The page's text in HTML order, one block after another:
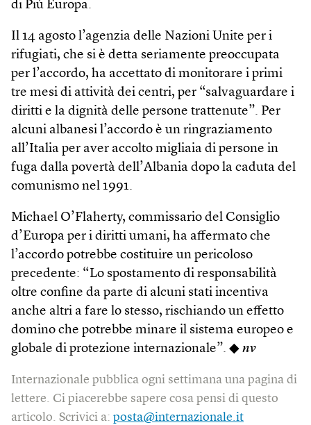
di Più Europa.
Il 14 agosto l’agenzia delle Nazioni Unite per i
rifugiati, che si è detta seriamente preoccupata
per l’accordo, ha accettato di monitorare i primi
tre mesi di attività dei centri, per “salvaguardare i
diritti e la dignità delle persone trattenute”. Per
alcuni albanesi l’accordo è un ringraziamento
all’Italia per aver accolto migliaia di persone in
fuga dalla povertà dell’Albania dopo la caduta del
comunismo nel 1991.
Michael O’Flaherty, commissario del Consiglio
d’Europa per i diritti umani, ha affermato che
l’accordo potrebbe costituire un pericoloso
precedente: “Lo spostamento di responsabilità
oltre confine da parte di alcuni stati incentiva
anche altri a fare lo stesso, rischiando un effetto
domino che potrebbe minare il sistema europeo e
globale di protezione internazionale”. ◆ nv
Internazionale pubblica ogni settimana una pagina di
lettere. Ci piacerebbe sapere cosa pensi di questo
articolo. Scrivici a: posta@internazionale.it